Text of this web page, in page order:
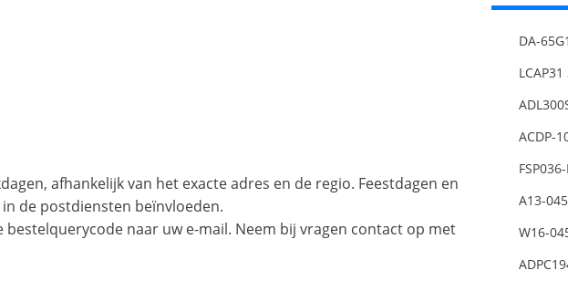
afhankelijk van het exacte adres en de regio. Feestdagen en
de postdiensten beïnvloeden.
naar uw e-mail. Neem bij vragen contact op met